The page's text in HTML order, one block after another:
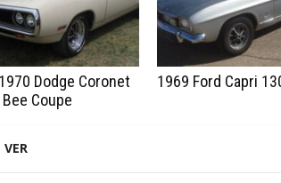
Dodge Coronet
Coupe
1969 Ford Capri
VER